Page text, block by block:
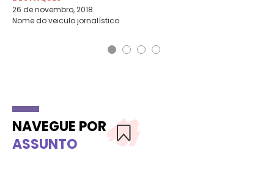
26 de novembro, 2018
Nome do veiculo jornalístico
NAVEGUE POR
ASSUNTO